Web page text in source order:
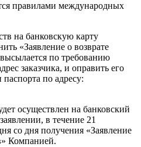
правилами международных
на банковскую карту
«Заявление о возврате
по требованию
заказчика, и оправить его
по адресу:
осуществлен на банковский
в течение 21
со дня получения «Заявление
Компанией.